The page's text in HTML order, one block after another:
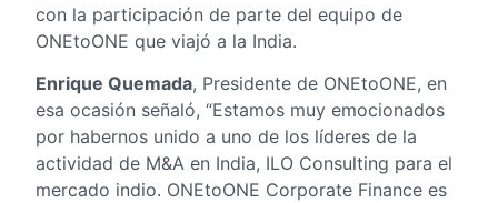
con la participación de parte del equipo de
ONEtoONE que viajó a la India.
Enrique Quemada, Presidente de ONEtoONE, en
esa ocasión señaló, “Estamos muy emocionados
por habernos unido a uno de los líderes de la
actividad de M&A en India, ILO Consulting para el
mercado indio. ONEtoONE Corporate Finance es